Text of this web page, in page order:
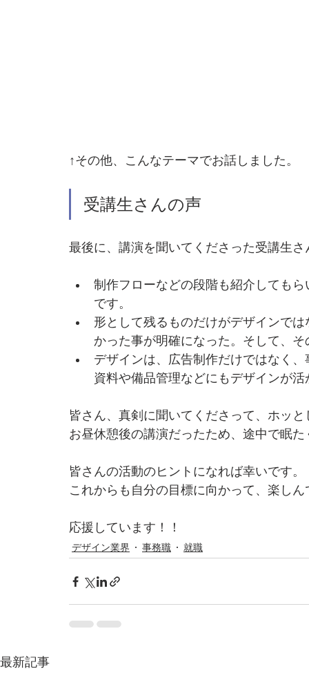
↑その他、こんなテーマでお話しました。
受講生さんの声
最後に、講演を聞いてくださった受講生
制作フローなどの段階も紹介しても
です。
形として残るものだけがデザインで
かった事が明確になった。そして、
デザインは、広告制作だけではなく
資料や備品管理などにもデザインが
皆さん、真剣に聞いてくださって、ホッと
お昼休憩後の講演だったため、途中で眠
皆さんの活動のヒントになれば幸いです。
これからも自分の目標に向かって、楽し
応援しています！！
デザイン業界 事務職 就職
最新記事